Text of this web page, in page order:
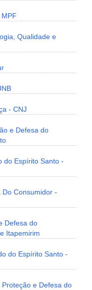
Qualidade e
- CNJ
e Defesa do
do Espírito Santo -
Do Consumidor -
Defesa do
Itapemirim
do Espírito Santo -
e Defesa do